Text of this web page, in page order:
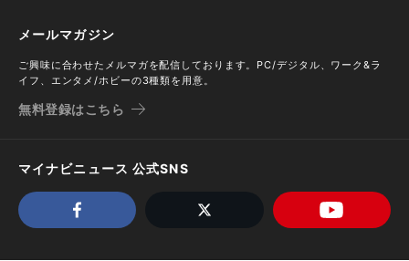
メールマガジン
ご興味に合わせたメルマガを配信しております。PC/デジタル、ワーク&ラ
イフ、エンタメ/ホビーの3種類を用意。
無料登録はこちら
マイナビニュース 公式SNS